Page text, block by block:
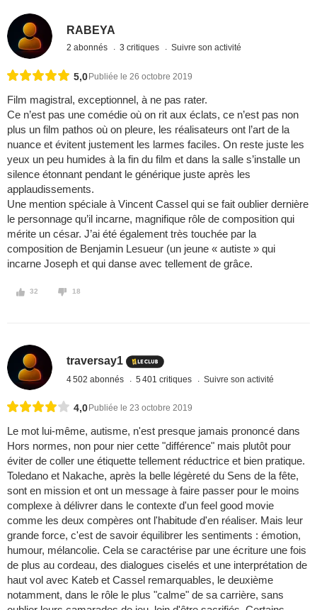
RABEYA
2 abonnés 3 critiques Suivre son activité
5,0 Publiée le 26 octobre 2019
Film magistral, exceptionnel, à ne pas rater.
Ce n’est pas une comédie où on rit aux éclats, ce n’est pas non
plus un film pathos où on pleure, les réalisateurs ont l’art de la
nuance et évitent justement les larmes faciles. On reste juste les
yeux un peu humides à la fin du film et dans la salle s’installe un
silence étonnant pendant le générique juste après les
applaudissements.
Une mention spéciale à Vincent Cassel qui se fait oublier dernière
le personnage qu’il incarne, magnifique rôle de composition qui
mérite un césar. J’ai été également très touchée par la
composition de Benjamin Lesueur (un jeune « autiste » qui
incarne Joseph et qui danse avec tellement de grâce.
32 18
traversay1
4 502 abonnés 5 401 critiques Suivre son activité
4,0 Publiée le 23 octobre 2019
Le mot lui-même, autisme, n'est presque jamais prononcé dans
Hors normes, non pour nier cette "différence" mais plutôt pour
éviter de coller une étiquette tellement réductrice et bien pratique.
Toledano et Nakache, après la belle légèreté du Sens de la fête,
sont en mission et ont un message à faire passer pour le moins
complexe à délivrer dans le contexte d'un feel good movie
comme les deux compères ont l'habitude d'en réaliser. Mais leur
grande force, c'est de savoir équilibrer les sentiments : émotion,
humour, mélancolie. Cela se caractérise par une écriture une fois
de plus au cordeau, des dialogues ciselés et une interprétation de
haut vol avec Kateb et Cassel remarquables, le deuxième
notamment, dans le rôle le plus "calme" de sa carrière, sans